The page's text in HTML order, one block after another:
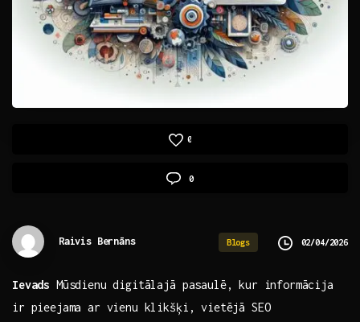
0
0
Raivis Bernāns Blogs 02/04/2026
Ievads Mūsdienu​ digitālajā ‍pasaulē, kur informācija
ir pieejama ar vienu‌ klikšķi, vietējā SEO